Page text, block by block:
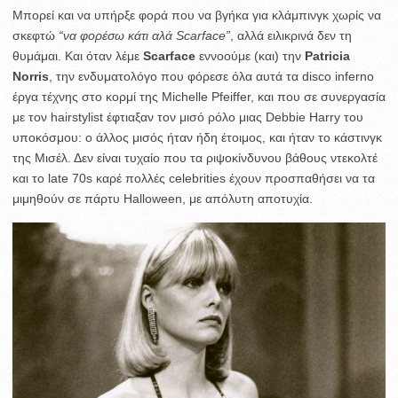
Μπορεί και να υπήρξε φορά που να βγήκα για κλάμπινγκ χωρίς να
σκεφτώ “να φορέσω κάτι αλά Scarface” , αλλά ειλικρινά δεν τη
θυμάμαι. Και όταν λέμε Scarface εννοούμε (και) την Patricia
Norris , την ενδυματολόγο που φόρεσε όλα αυτά τα disco inferno
έργα τέχνης στο κορμί της Michelle Pfeiffer, και που σε συνεργασία
με τον hairstylist έφτιαξαν τον μισό ρόλο μιας Debbie Harry του
υποκόσμου: ο άλλος μισός ήταν ήδη έτοιμος, και ήταν το κάστινγκ
της Μισέλ. Δεν είναι τυχαίο που τα ριψοκίνδυνου βάθους ντεκολτέ
και το late 70s καρέ πολλές celebrities έχουν προσπαθήσει να τα
μιμηθούν σε πάρτυ Halloween, με απόλυτη αποτυχία.